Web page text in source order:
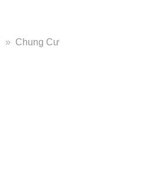
» Chung Cư